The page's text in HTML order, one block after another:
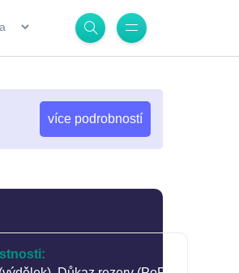
více podrobností